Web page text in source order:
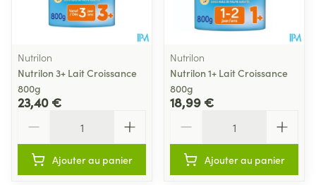
Nutrilon
Nutrilon 3+ Lait Croissance
800g
23,40 €
Ajouter au panier
Nutrilon
Nutrilon 1+ Lait Croissance
800g
18,99 €
Ajouter au panier